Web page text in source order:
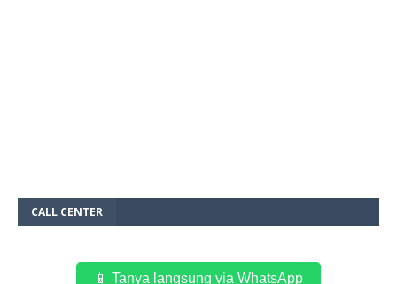
CALL CENTER
📱 Tanya langsung via WhatsApp